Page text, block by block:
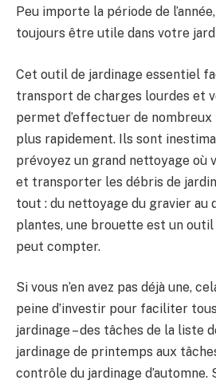
Peu importe la période de
toujours être utile dans votre
Cet outil de jardinage essentiel
transport de charges lourdes et
permet d’effectuer de
plus rapidement. Ils sont
prévoyez un grand nettoyage où
et transporter les débris de
tout : du nettoyage du gravier au
plantes, une brouette est un
peut compter.
Si vous n’en avez pas déjà une,
peine d’investir pour faciliter
jardinage – des tâches de la liste
jardinage de printemps aux
contrôle du jardinage d’automne.